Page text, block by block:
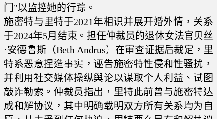
门”以监控她的行踪。
施密特与里特于2021年相识并展开婚外情，关系
于2024年5月结束。担任仲裁员的退休女法官贝丝
·安德鲁斯（Beth Andrus）在审查证据后裁定，里
特系恶意捏造事实，诬告施密特性侵和性骚扰，
并利用社交媒体操纵舆论以谋取个人利益、试图
敲诈勒索。仲裁员指出，里特此前曾与施密特达
成和解协议，其中明确载明双方所有关系均为自